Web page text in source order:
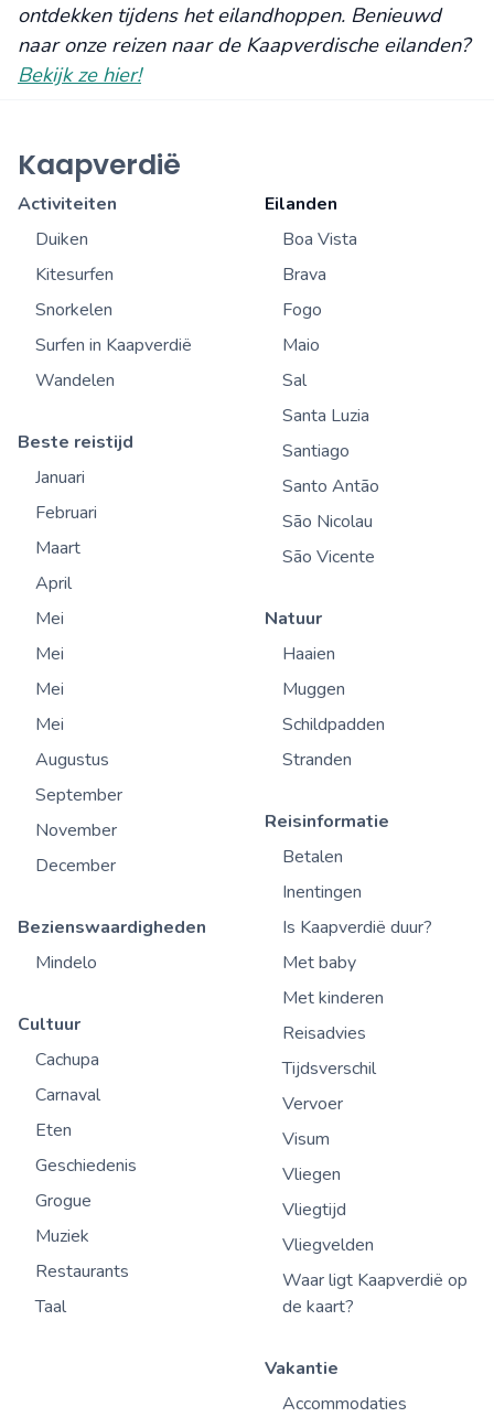
ontdekken tijdens het eilandhoppen. Benieuwd
naar onze reizen naar de Kaapverdische eilanden?
Bekijk ze hier!
Kaapverdië
Activiteiten
Duiken
Kitesurfen
Snorkelen
Surfen in Kaapverdië
Wandelen
Beste reistijd
Januari
Februari
Maart
April
Mei
Mei
Mei
Mei
Augustus
September
November
December
Bezienswaardigheden
Mindelo
Cultuur
Cachupa
Carnaval
Eten
Geschiedenis
Grogue
Muziek
Restaurants
Taal
Eilanden
Boa Vista
Brava
Fogo
Maio
Sal
Santa Luzia
Santiago
Santo Antão
São Nicolau
São Vicente
Natuur
Haaien
Muggen
Schildpadden
Stranden
Reisinformatie
Betalen
Inentingen
Is Kaapverdië duur?
Met baby
Met kinderen
Reisadvies
Tijdsverschil
Vervoer
Visum
Vliegen
Vliegtijd
Vliegvelden
Waar ligt Kaapverdië op
de kaart?
Vakantie
Accommodaties